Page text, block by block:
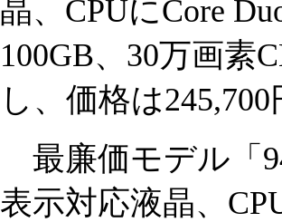
晶、CPUにCore
100GB、30万画素
し、価格は245,700
最廉価モデル「
表示対応液晶、